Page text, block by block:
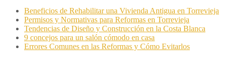
Beneficios de Rehabilitar una Vivienda Antigua en Torrevieja
Permisos y Normativas para Reformas en Torrevieja
Tendencias de Diseño y Construcción en la Costa Blanca
9 concejos para un salón cómodo en casa
Errores Comunes en las Reformas y Cómo Evitarlos